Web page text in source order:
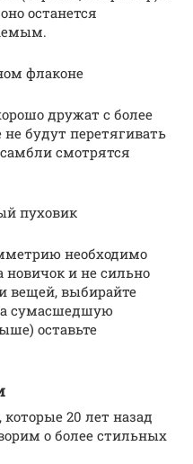
останется
флаконе
дружат с более
будут перетягивать
смотрятся
пуховик
необходимо
и не сильно
вещей, выбирайте
а сумасшедшую
оставьте
20 лет назад
о более стильных